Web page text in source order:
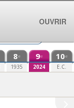
8e
1935
9e
2024
10e
E.C.
OUVRIR